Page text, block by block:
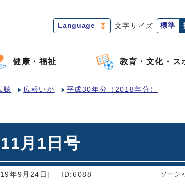
Language 文字サイズ 標準
健康・福祉 教育・文化・ス
聴 広報いが 平成30年分（2018年分）
月1日号
年9月24日] ID:6088 ソーシ